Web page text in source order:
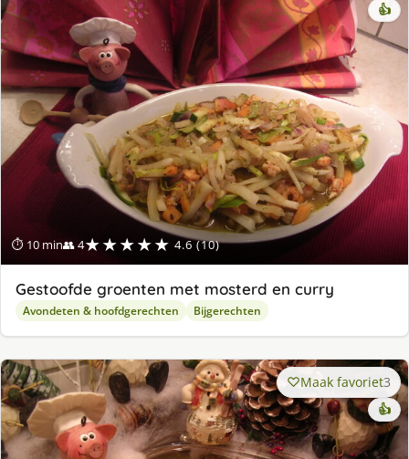
⏱ 10 min👥 4★★★★★ 4.6 (10)
👍
Gestoofde groenten met mosterd en curry
Avondeten & hoofdgerechten Bijgerechten
Maak favoriet3
👍